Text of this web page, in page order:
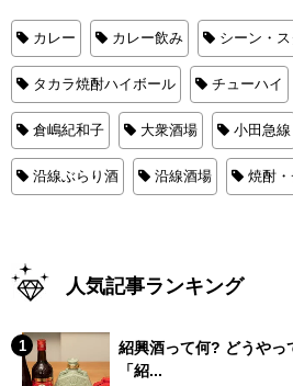
カレー カレー飲み シーン・
タカラ焼酎ハイボール チューハイ
倉嶋紀和子 大衆酒場 小田急線
沿線ぶらり酒 沿線酒場 焼酎
人気記事ランキング
紹興酒って何? どうやっ
「紹...